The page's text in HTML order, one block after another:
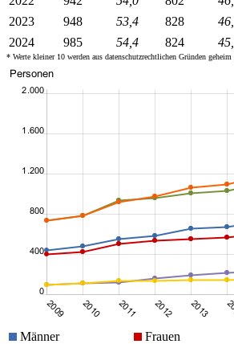
2023
948 53,4 828
2024
985 54,4 824
* Werte kleiner 10 werden aus datenschutzrechtlichen Gründen geheim
Männer Frauen